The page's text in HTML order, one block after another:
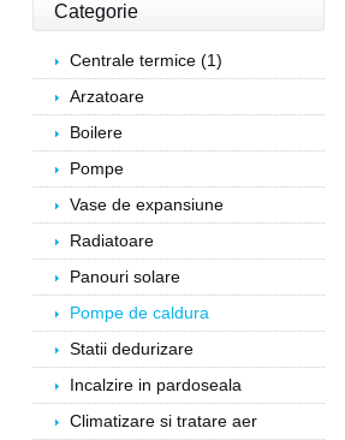
Categorie
Centrale termice (1)
Arzatoare
Boilere
Pompe
Vase de expansiune
Radiatoare
Panouri solare
Pompe de caldura
Statii dedurizare
Incalzire in pardoseala
Climatizare si tratare aer